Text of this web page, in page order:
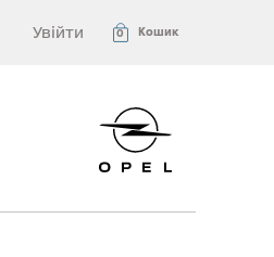
Увійти 0 Кошик